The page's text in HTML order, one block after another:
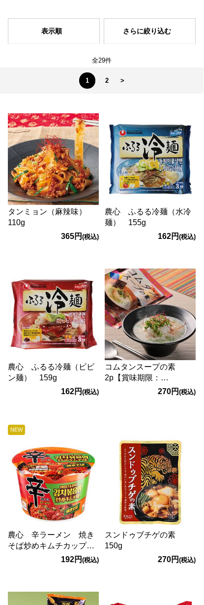
表示順 さらに絞り込む
全29件
1 2 >
タンミョン（麻辣味）
110g
365円(税込)
農心 ふるる冷麺（水冷
麺） 155g
162円 (税込)
農心 ふるる冷麺（ビビ
ン麺） 159g
162円(税込)
コムタンスープの素
2p【賞味期限：
270円 (税込)
NEW
農心 辛ラーメン 焼き
そば炒めキムチカップ
192円(税込)
スンドゥブチゲの素
150g
270円 (税込)